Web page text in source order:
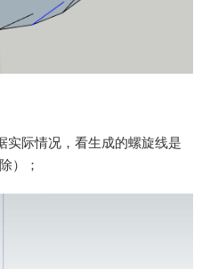
实际情况，看生成的螺旋线是
）；